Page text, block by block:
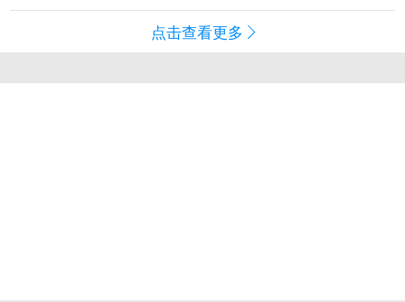
点击查看更多